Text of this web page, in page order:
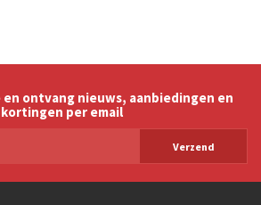
ontvang nieuws, aanbiedingen en
kortingen per email
Verzend